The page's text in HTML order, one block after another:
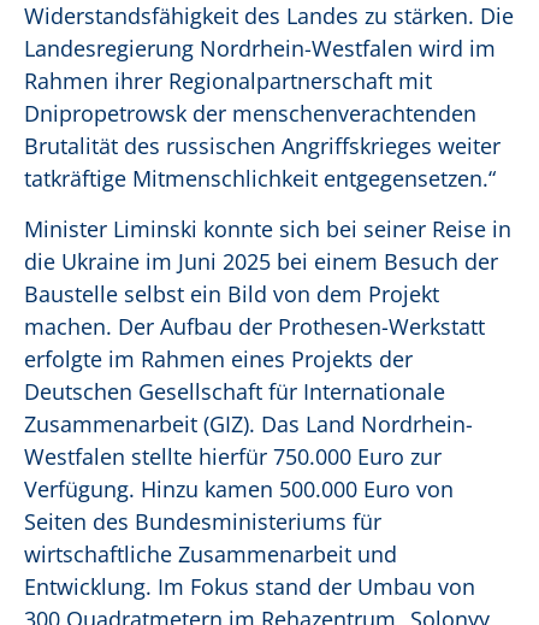
Widerstandsfähigkeit des Landes zu stärken. Die
Landesregierung Nordrhein-Westfalen wird im
Rahmen ihrer Regionalpartnerschaft mit
Dnipropetrowsk der menschenverachtenden
Brutalität des russischen Angriffskrieges weiter
tatkräftige Mitmenschlichkeit entgegensetzen.“
Minister Liminski konnte sich bei seiner Reise in
die Ukraine im Juni 2025 bei einem Besuch der
Baustelle selbst ein Bild von dem Projekt
machen. Der Aufbau der Prothesen-Werkstatt
erfolgte im Rahmen eines Projekts der
Deutschen Gesellschaft für Internationale
Zusammenarbeit (GIZ). Das Land Nordrhein-
Westfalen stellte hierfür 750.000 Euro zur
Verfügung. Hinzu kamen 500.000 Euro von
Seiten des Bundesministeriums für
wirtschaftliche Zusammenarbeit und
Entwicklung. Im Fokus stand der Umbau von